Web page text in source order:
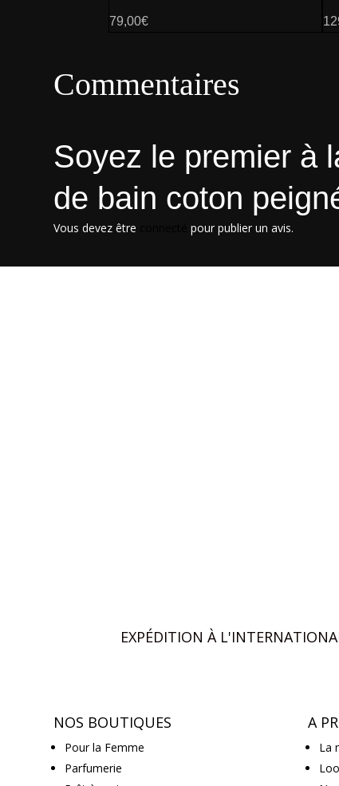
79,00€
Commentaires
Soyez le premier à
de bain coton
Vous devez être pour publier un avis.
EXPÉDITION À
NOS BOUTIQUES
Pour la Femme
Parfumerie
A
La